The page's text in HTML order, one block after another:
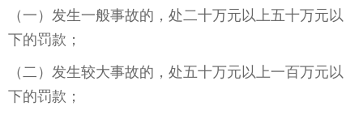
（一）发生一般事故的，处二十万元以上五十万元以
下的罚款；
（二）发生较大事故的，处五十万元以上一百万元以
下的罚款；